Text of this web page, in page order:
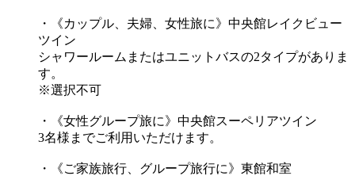
・《カップル、夫婦、女性旅に》中央館レイクビュー
ツイン
シャワールームまたはユニットバスの2タイプがありま
す。
※選択不可
・《女性グループ旅に》中央館スーペリアツイン
3名様までご利用いただけます。
・《ご家族旅行、グループ旅行に》東館和室